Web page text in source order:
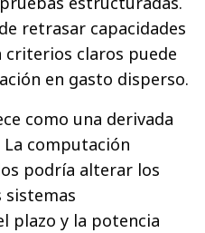
retrasar capacidades
claros puede
en gasto disperso.
como una derivada
computación
podría alterar los
plazo y la potencia